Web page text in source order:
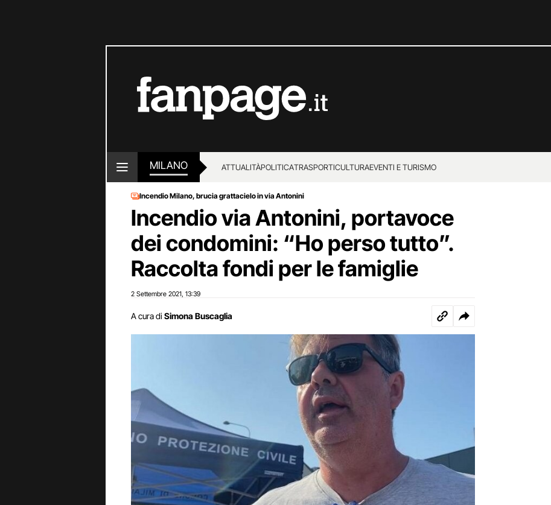
MILANO ATTUALITÀPOLITICATRASPORTICULTURAEVENTI E TURISMO
Incendio Milano, brucia grattacielo in via Antonini
Incendio via Antonini, portavoce
dei condomini: “Ho perso tutto”.
Raccolta fondi per le famiglie
2 Settembre 2021 13:39
A cura di Simona Buscaglia